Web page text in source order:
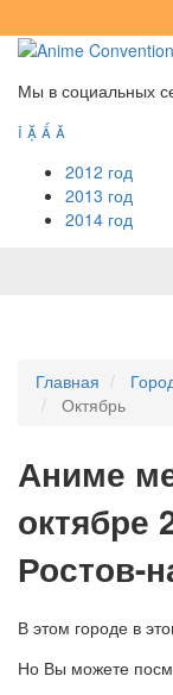
Мы в социальных
   
2012 год
2013 год
2014 год
Главная
Октябрь
Аниме
октябре
Ростов-
В этом городе в
Но Вы можете